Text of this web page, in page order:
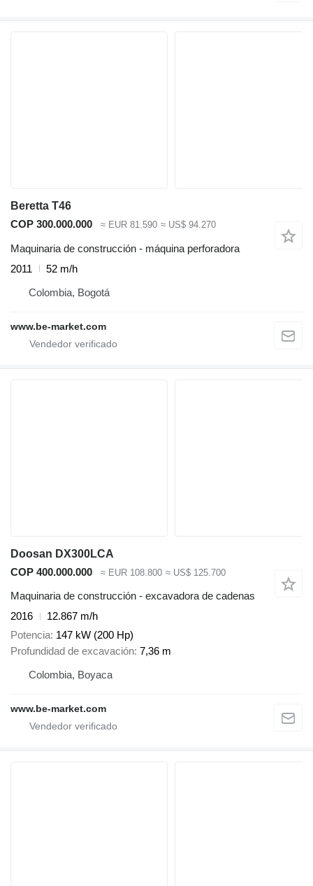
Beretta T46
COP 300.000.000
≈ EUR 81.590 ≈ US$ 94.270
Maquinaria de construcción - máquina perforadora
2011
52 m/h
Colombia, Bogotá
www.be-market.com
Doosan DX300LCA
COP 400.000.000
≈ EUR 108.800 ≈ US$ 125.700
Maquinaria de construcción - excavadora de cadenas
2016
12.867 m/h
Potencia 147 kW (200 Hp)
Profundidad de excavación 7,36 m
Colombia, Boyaca
www.be-market.com